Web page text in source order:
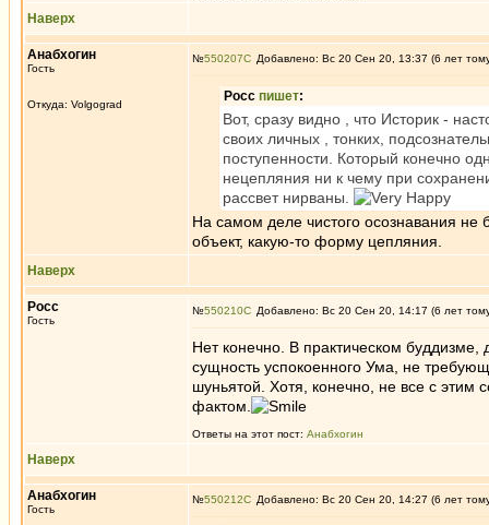
Наверх
Анабхогин
Гость
Откуда: Volgograd
№550207 Добавлено: Вс 20 Сен 20, 13:37 (6 лет
Росс пишет:
Вот, сразу видно , что Историк -
своих личных , тонких,
поступенности. Который конечно
нецепляния ни к чему при
рассвет нирваны.
На самом деле чистого осознавания не
объект, какую-то форму цепляния.
Наверх
Росс
Гость
№550210 Добавлено: Вс 20 Сен 20, 14:17 (6 лет
Нет конечно. В практическом
сущность успокоенного Ума, не
шуньятой. Хотя, конечно, не все с этим
фактом.
Ответы на этот пост: Анабхогин
Наверх
Анабхогин
Гость
№550212 Добавлено: Вс 20 Сен 20, 14:27 (6 лет